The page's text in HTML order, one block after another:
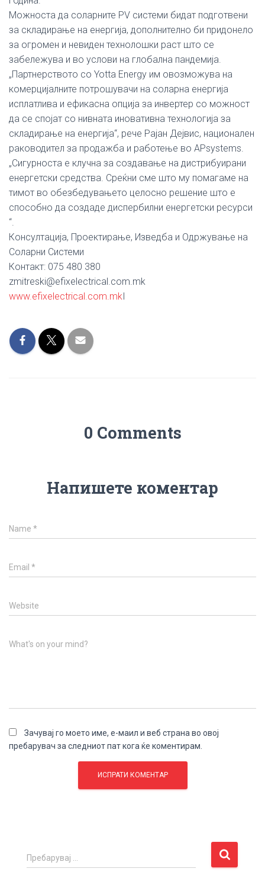
Можноста да соларните PV системи бидат подготвени
за складирање на енергија, дополнително би придонело
за огромен и невиден технолошки раст што се
забележува и во услови на глобална пандемија.
„Партнерството со Yotta Energy им овозможува на
комерцијалните потрошувачи на соларна енергија
исплатлива и ефикасна опција за инвертер со можност
да се спојат со нивната иновативна технологија за
складирање на енергија“, рече Рајан Дејвис, национален
раководител за продажба и работење во APsystems.
„Сигурноста е клучна за создавање на дистрибуирани
енергетски средства. Среќни сме што му помагаме на
тимот во обезбедувањето целосно решение што е
способно да создаде диспербилни енергетски ресурси
“.
Консултација, Проектирање, Изведба и Одржување на
Соларни Системи
Контакт: 075 480 380
zmitreski@efixelectrical.com.mk
www.efixelectrical.com.mkI
0 Comments
Напишете коментар
Name *
Email *
Website
What's on your mind?
Зачувај го моето име, е-маил и веб страна во овој
пребарувач за следниот пат кога ќе коментирам.
П
р
Пребарувај …